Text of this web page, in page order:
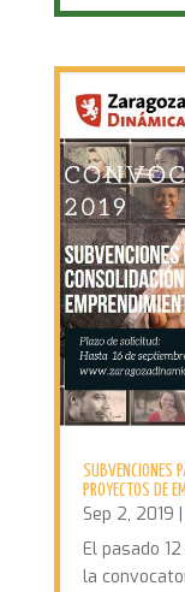
SUBVENCIONES
PROYECTOS DE
Sep 2, 2019
El pasado
la